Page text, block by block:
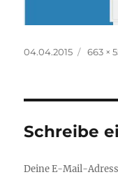
Veröffentlicht
04.04.2015
Volle
663 ×
Schreibe
Deine E-Mail-